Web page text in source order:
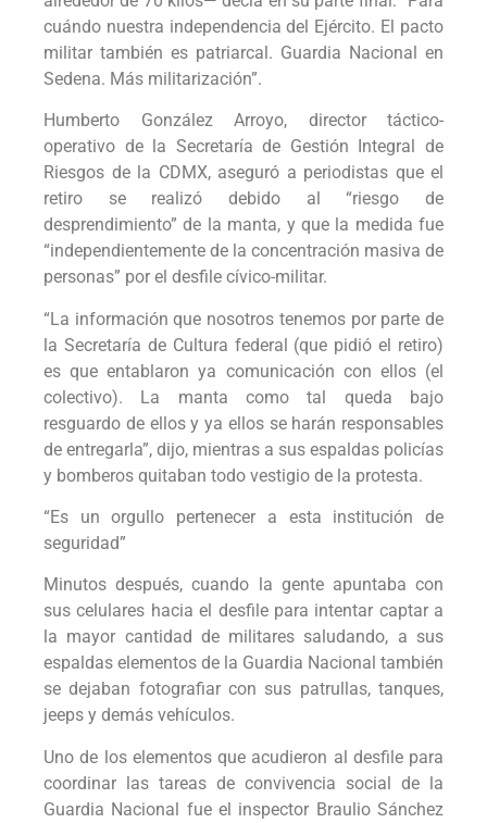
cuándo nuestra independencia del Ejército. El pacto
militar también es patriarcal. Guardia Nacional en
Sedena. Más militarización”.
Humberto González Arroyo, director táctico-
operativo de la Secretaría de Gestión Integral de
Riesgos de la CDMX, aseguró a periodistas que el
retiro se realizó debido al “riesgo de
desprendimiento” de la manta, y que la medida fue
“independientemente de la concentración masiva de
personas” por el desfile cívico-militar.
“La información que nosotros tenemos por parte de
la Secretaría de Cultura federal (que pidió el retiro)
es que entablaron ya comunicación con ellos (el
colectivo). La manta como tal queda bajo
resguardo de ellos y ya ellos se harán responsables
de entregarla”, dijo, mientras a sus espaldas policías
y bomberos quitaban todo vestigio de la protesta.
“Es un orgullo pertenecer a esta institución de
seguridad”
Minutos después, cuando la gente apuntaba con
sus celulares hacia el desfile para intentar captar a
la mayor cantidad de militares saludando, a sus
espaldas elementos de la Guardia Nacional también
se dejaban fotografiar con sus patrullas, tanques,
jeeps y demás vehículos.
Uno de los elementos que acudieron al desfile para
coordinar las tareas de convivencia social de la
Guardia Nacional fue el inspector Braulio Sánchez